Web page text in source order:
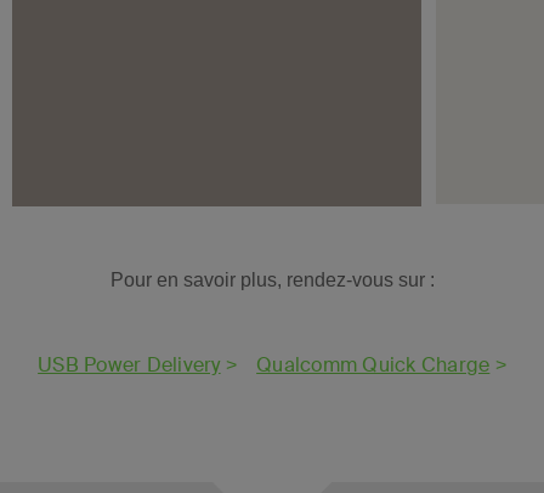
Pour en savoir plus, rendez-vous sur :
USB Power Delivery> Qualcomm Quick Charge >